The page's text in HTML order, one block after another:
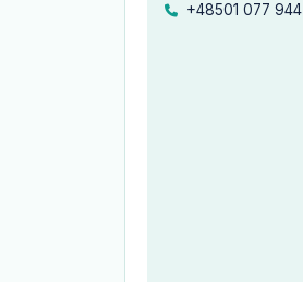
+48501 077 944